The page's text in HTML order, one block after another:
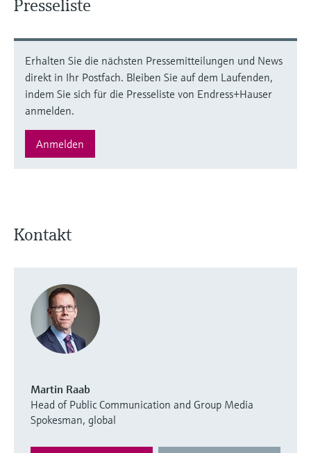
Presseliste
Erhalten Sie die nächsten Pressemitteilungen und News
direkt in Ihr Postfach. Bleiben Sie auf dem Laufenden,
indem Sie sich für die Presseliste von Endress+Hauser
anmelden.
Anmelden
Kontakt
Martin Raab
Head of Public Communication and Group Media
Spokesman, global